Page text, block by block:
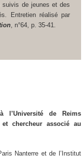
suivis de jeunes et des
Entretien réalisé par
, n°64, p. 35-41.
l’Université de Reims
et chercheur associé au
Nanterre et de l’Institut